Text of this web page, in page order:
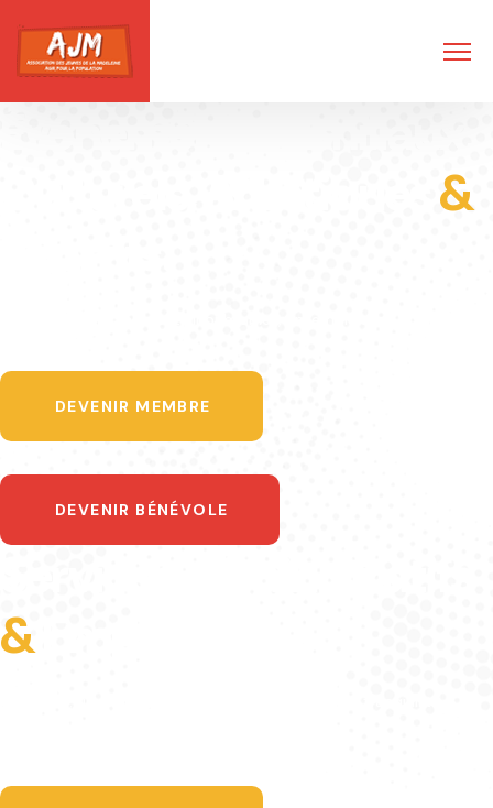
&
DEVENIR MEMBRE
DEVENIR BÉNÉVOLE
&Emploi.